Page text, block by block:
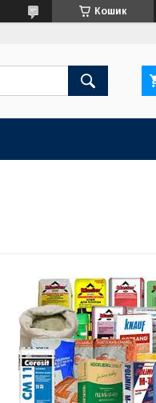
Кошик